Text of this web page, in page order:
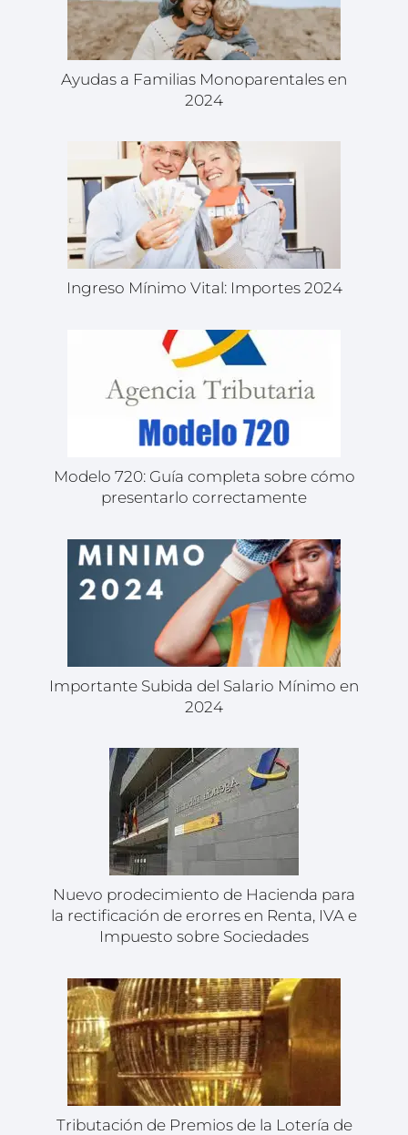
Ayudas a Familias Monoparentales en
2024
Ingreso Mínimo Vital: Importes 2024
Modelo 720: Guía completa sobre cómo
presentarlo correctamente
Importante Subida del Salario Mínimo en
2024
Nuevo prodecimiento de Hacienda para
la rectificación de erorres en Renta, IVA e
Impuesto sobre Sociedades
Tributación de Premios de la Lotería de